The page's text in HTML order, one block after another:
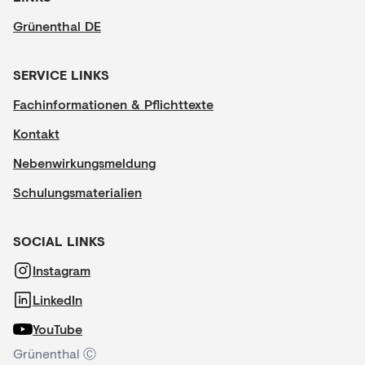
Grünenthal DE
SERVICE LINKS
Fachinformationen & Pflichttexte
Kontakt
Nebenwirkungsmeldung
Schulungsmaterialien
SOCIAL LINKS
Instagram
LinkedIn
YouTube
Grünenthal Ⓒ